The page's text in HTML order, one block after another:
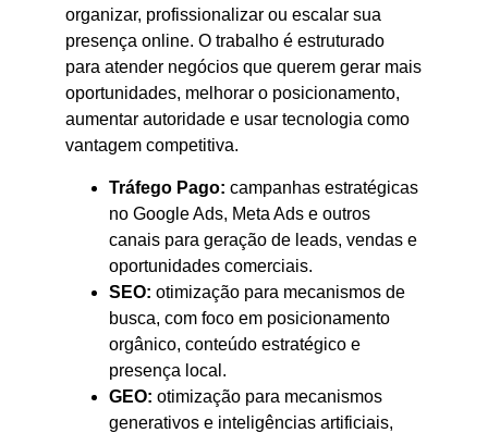
organizar, profissionalizar ou escalar sua
presença online. O trabalho é estruturado
para atender negócios que querem gerar mais
oportunidades, melhorar o posicionamento,
aumentar autoridade e usar tecnologia como
vantagem competitiva.
Tráfego Pago: campanhas estratégicas
no Google Ads, Meta Ads e outros
canais para geração de leads, vendas e
oportunidades comerciais.
SEO: otimização para mecanismos de
busca, com foco em posicionamento
orgânico, conteúdo estratégico e
presença local.
GEO: otimização para mecanismos
generativos e inteligências artificiais,